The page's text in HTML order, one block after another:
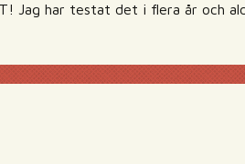
Jag har testat det i flera år och